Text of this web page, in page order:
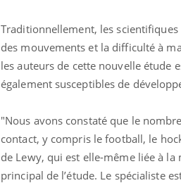
Traditionnellement, les
des mouvements et la difficulté à
les auteurs de cette nouvelle étude
également susceptibles de
"Nous avons constaté que le
contact, y compris le football, le
de Lewy, qui est elle-même liée à
principal de l’étude. Le spécialiste